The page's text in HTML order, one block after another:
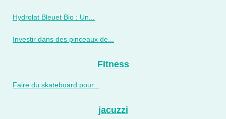
Hydrolat Bleuet Bio : Un...
Investir dans des pinceaux de...
Fitness
Faire du skateboard pour...
jacuzzi